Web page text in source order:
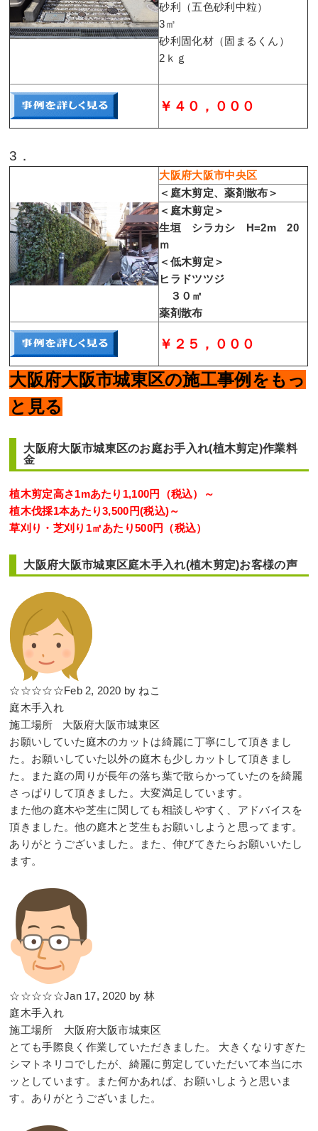
砂利（五色砂利中粒）
3㎡
砂利固化材（固まるくん）
2ｋｇ
￥４０，０００
3．
大阪府大阪市中央区
＜庭木剪定、薬剤散布＞
＜庭木剪定＞
生垣 シラカシ H=2m 20
ｍ
＜低木剪定＞
ヒラドツツジ
３０㎡
薬剤散布
￥２５，０００
大阪府大阪市城東区の施工事例をもっ
と見る
大阪府大阪市城東区のお庭お手入れ(植木剪定)作業料
金
植木剪定高さ1mあたり1,100円（税込）～
植木伐採1本あたり3,500円(税込)～
草刈り・芝刈り1㎡あたり500円（税込）
大阪府大阪市城東区庭木手入れ(植木剪定)お客様の声
☆☆☆☆☆Feb 2, 2020 by ねこ
庭木手入れ
施工場所 大阪府大阪市城東区
お願いしていた庭木のカットは綺麗に丁寧にして頂きまし
た。お願いしていた以外の庭木も少しカットして頂きまし
た。また庭の周りが長年の落ち葉で散らかっていたのを綺麗
さっぱりして頂きました。大変満足しています。
また他の庭木や芝生に関しても相談しやすく、アドバイスを
頂きました。他の庭木と芝生もお願いしようと思ってます。
ありがとうございました。また、伸びてきたらお願いいたし
ます。
☆☆☆☆☆Jan 17, 2020 by 林
庭木手入れ
施工場所 大阪府大阪市城東区
とても手際良く作業していただきました。 大きくなりすぎた
シマトネリコでしたが、綺麗に剪定していただいて本当にホ
ッとしています。また何かあれば、お願いしようと思いま
す。ありがとうございました。